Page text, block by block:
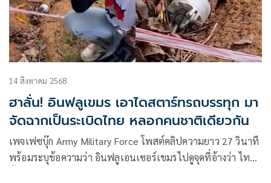
14 สิงหาคม 2568
ฮาลั่น! อินฟลูเขมร เอาไดสตาร์ทรถบรรทุก มา
จัดฉากเป็นระเบิดไทย หลอกคนชาติเดียวกัน
เพจเฟซบุ๊ก Army Military Force โพสต์คลิปความยาว 27 วินาที
พร้อมระบุข้อความว่า อินฟลูเอนเซอร์เขมรไปดูจุดที่อ้างว่า ไทย